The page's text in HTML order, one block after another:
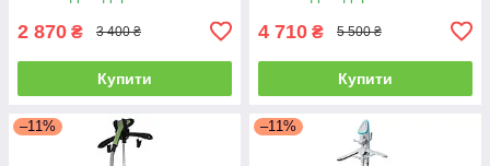
2 870 ₴ 3 400 ₴
Купити
4 710 ₴ 5 500 ₴
Купити
–11% –11%